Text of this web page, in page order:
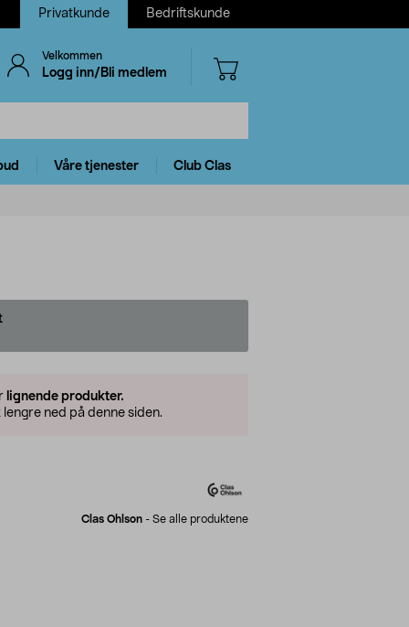
Privatkunde Bedriftskunde
Velkommen
Logg inn/Bli medlem
Våre tjenester Club Clas
lignende produkter.
ned på denne siden.
Clas Ohlson - Se alle produktene